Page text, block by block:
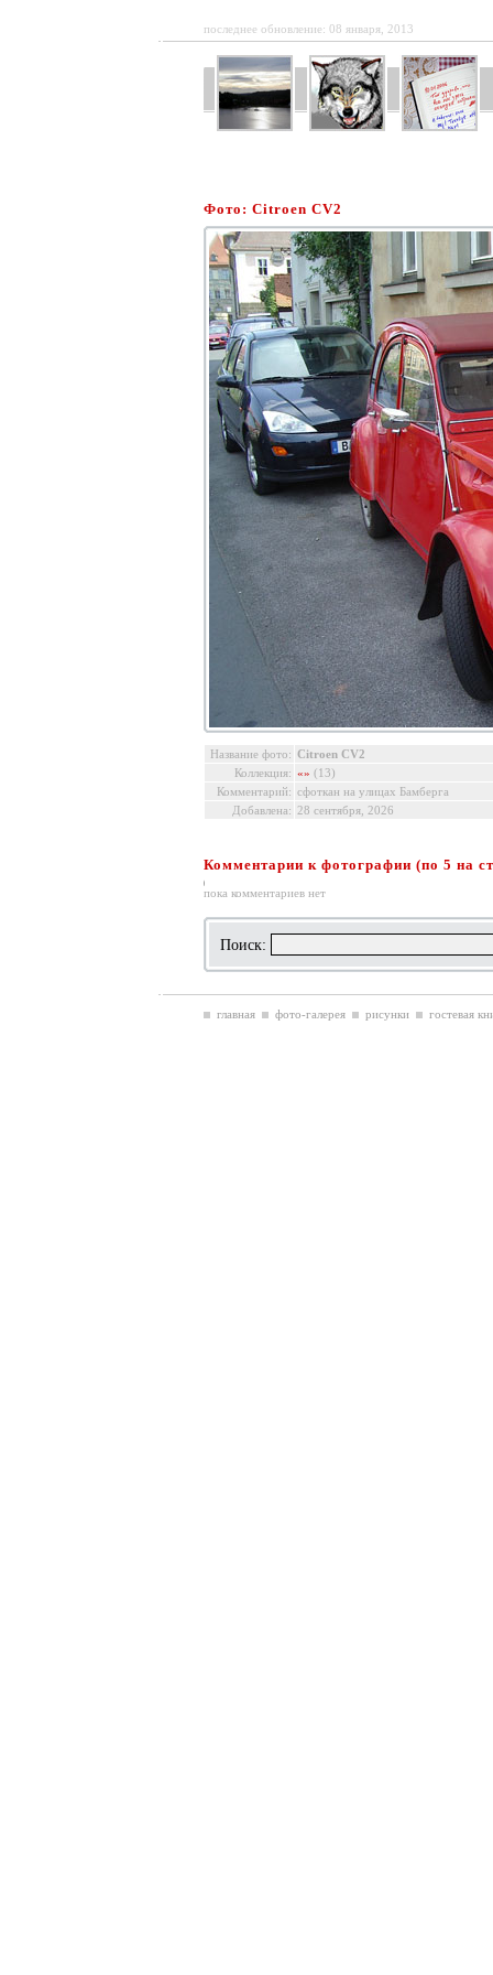
последнее обновление: 08 января, 2013
Фото: Citroen CV2
Название фото: Citroen CV2
Коллекция: «» (13)
Комментарий: сфоткан на улицах Бамберга
Добавлена: 28 сентября, 2026
Комментарии к фотографии (по 5 на
пока комментариев нет
Поиск:
главная фото-галерея рисунки гостевая